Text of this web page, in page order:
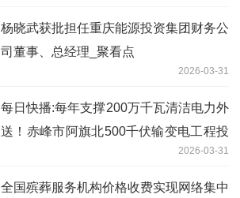
杨晓武获批担任重庆能源投资集团财务公
司董事、总经理_聚看点
2026-03-31
每日快播:每年支撑200万千瓦清洁电力外
送！赤峰市阿旗北500千伏输变电工程投
2026-03-31
全国殡葬服务机构价格收费实现网络集中